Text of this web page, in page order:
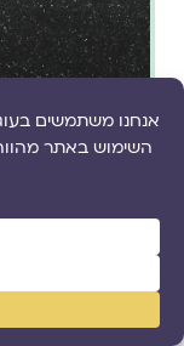
תפילה מאת
de
//